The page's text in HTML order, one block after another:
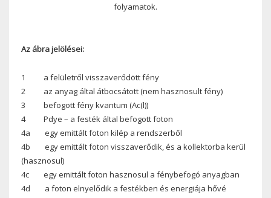
folyamatok.
Az ábra jelölései:
1
a felületről visszaverődött fény
2
az anyag által átbocsátott (nem hasznosult fény)
3
befogott fény kvantum (Ac(l))
4 Pdye – a festék által befogott foton
4a
egy emittált foton kilép a rendszerből
4b
egy emittált foton visszaverődik, és a kollektorba kerül
(hasznosul)
4c
egy emittált foton hasznosul a fénybefogó anyagban
4d
a foton elnyelődik a festékben és energiája hővé